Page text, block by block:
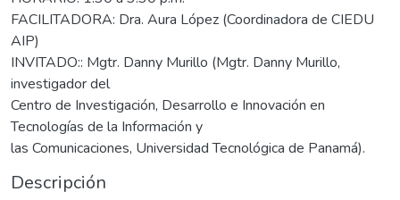
FACILITADORA: Dra. Aura López (Coordinadora de CIEDU
AIP)
INVITADO:: Mgtr. Danny Murillo (Mgtr. Danny Murillo,
investigador del
Centro de Investigación, Desarrollo e Innovación en
Tecnologías de la Información y
las Comunicaciones, Universidad Tecnológica de Panamá).
Descripción